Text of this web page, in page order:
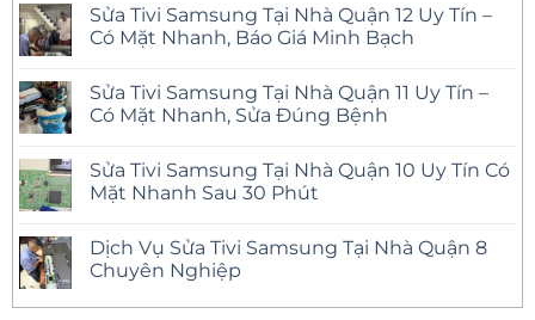
bình
luận
ở
Phường
Bình
Trị
Tín
–
Có
Tại
Nhà
Sửa Tivi Samsung Tại Nhà Quận 12 Uy Tín –
Có Mặt Nhanh, Báo Giá Minh Bạch
bình
luận
ở
Samsung
Tại
Nhà
Uy
Tín
–
Mặt
Sửa Tivi Samsung Tại Nhà Quận 11 Uy Tín –
Có Mặt Nhanh, Sửa Đúng Bệnh
bình
luận
ở
Samsung
Tại
Nhà
11
Sửa Tivi Samsung Tại Nhà Quận 10 Uy Tín Có
Mặt Nhanh Sau 30 Phút
bình
luận
ở
Tivi
Dịch Vụ Sửa Tivi Samsung Tại Nhà Quận 8
Chuyên Nghiệp
có